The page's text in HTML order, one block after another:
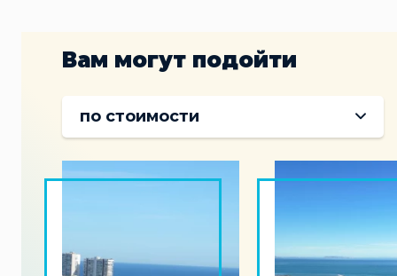
Вам могут подойти
по стоимости